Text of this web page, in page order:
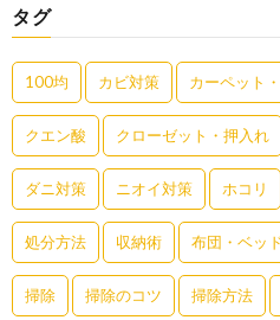
タグ
100均 カビ対策 カーペット
クエン酸 クローゼット・押入れ
ダニ対策 ニオイ対策 ホコリ
処分方法 収納術 布団・ベッ
掃除 掃除のコツ 掃除方法